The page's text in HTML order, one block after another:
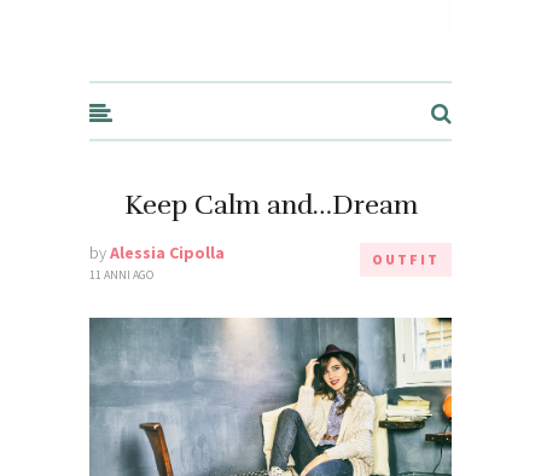
Keep Calm and…Dream
byAlessia Cipolla
11 ANNI AGO
OUTFIT